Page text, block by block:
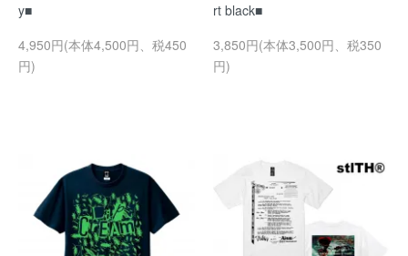
y■
4,950円(本体4,500円、税450
円)
rt black■
3,850円(本体3,500円、税350
円)